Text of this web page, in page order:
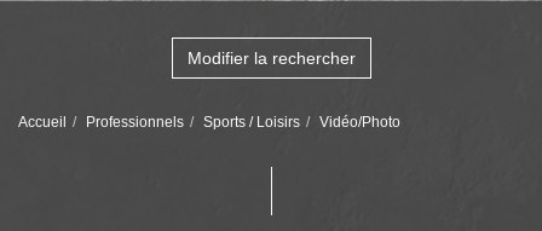
Modifier la rechercher
Accueil Professionnels Sports / Loisirs Vidéo/Photo